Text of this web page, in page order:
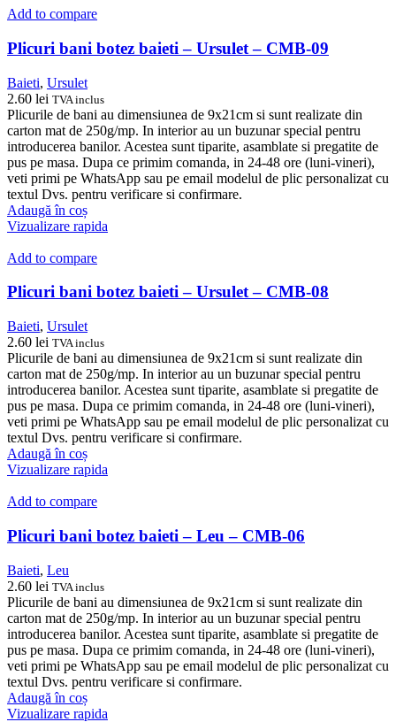
Add to compare
Plicuri bani botez baieti – Ursulet – CMB-09
Baieti, Ursulet
2.60 lei TVA inclus
Plicurile de bani au dimensiunea de 9x21cm si sunt realizate din
carton mat de 250g/mp. In interior au un buzunar special pentru
introducerea banilor. Acestea sunt tiparite, asamblate si pregatite de
pus pe masa. Dupa ce primim comanda, in 24-48 ore (luni-vineri),
veti primi pe WhatsApp sau pe email modelul de plic personalizat cu
textul Dvs. pentru verificare si confirmare.
Adaugă în coș
Vizualizare rapida
Add to compare
Plicuri bani botez baieti – Ursulet – CMB-08
Baieti, Ursulet
2.60 lei TVA inclus
Plicurile de bani au dimensiunea de 9x21cm si sunt realizate din
carton mat de 250g/mp. In interior au un buzunar special pentru
introducerea banilor. Acestea sunt tiparite, asamblate si pregatite de
pus pe masa. Dupa ce primim comanda, in 24-48 ore (luni-vineri),
veti primi pe WhatsApp sau pe email modelul de plic personalizat cu
textul Dvs. pentru verificare si confirmare.
Adaugă în coș
Vizualizare rapida
Add to compare
Plicuri bani botez baieti – Leu – CMB-06
Baieti, Leu
2.60 lei TVA inclus
Plicurile de bani au dimensiunea de 9x21cm si sunt realizate din
carton mat de 250g/mp. In interior au un buzunar special pentru
introducerea banilor. Acestea sunt tiparite, asamblate si pregatite de
pus pe masa. Dupa ce primim comanda, in 24-48 ore (luni-vineri),
veti primi pe WhatsApp sau pe email modelul de plic personalizat cu
textul Dvs. pentru verificare si confirmare.
Adaugă în coș
Vizualizare rapida